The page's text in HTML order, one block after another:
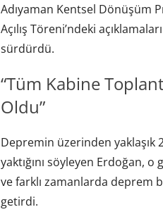
Adıyaman Kentsel Dönüşüm
Açılış Töreni’ndeki
sürdürdü.
“Tüm Kabine
Oldu”
Depremin üzerinden yaklaşık
yaktığını söyleyen Erdoğan,
ve farklı zamanlarda deprem
getirdi.